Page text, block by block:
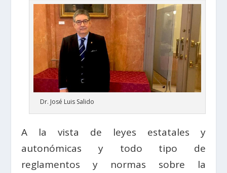
Dr. José Luis Salido
A la vista de leyes estatales y
autonómicas y todo tipo de
reglamentos y normas sobre la